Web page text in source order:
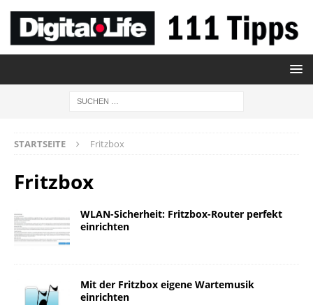
STARTSEITE Fritzbox
Fritzbox
WLAN-Sicherheit: Fritzbox-Router perfekt
einrichten
Mit der Fritzbox eigene Wartemusik
einrichten